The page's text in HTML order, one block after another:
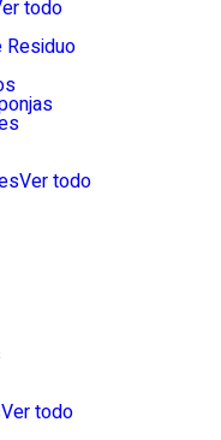
todo
Ver todo
Ver todo